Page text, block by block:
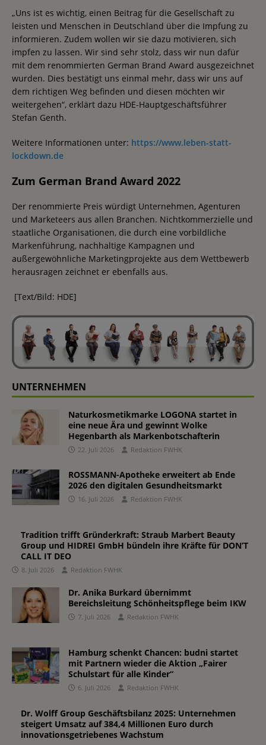
„Uns ist es wichtig, einen Beitrag für die Gesellschaft zu
leisten und Menschen in Deutschland über die Impfung zu
informieren. Zudem wollen wir sie dazu motivieren, sich
impfen zu lassen. Wir sind sehr stolz, dass wir nun dafür
mit dem renommierten German Brand Award ausgezeichnet
wurden. Dies bestätigt uns einmal mehr, dass wir uns auf
dem richtigen Weg befinden und diesen möchten wir
weitergehen“, erklärt dazu HDE-Hauptgeschäftsführer
Stefan Genth.
Weitere Informationen unter: https://www.leben-statt-
lockdown.de
Zum German Brand Award 2022
Der renommierte Preis würdigt Unternehmen, Agenturen
und Marketeers aus allen Branchen. Nichtkommerzielle und
staatliche Organisationen, die durch eine vorbildliche
Markenführung, nachhaltige Kampagnen und
außergewöhnliche Marketingprojekte aus dem Wettbewerb
herausragen zeichnet er ebenfalls aus.
[Text/Bild: HDE]
UNTERNEHMEN
Naturkosmetikmarke LOGONA startet in
eine neue Ära und gewinnt Wolke
Hegenbarth als Markenbotschafterin
22. Juli 2026 Redaktion FWHK
ROSSMANN-Apotheke erweitert ab Ende
2026 den digitalen Gesundheitsmarkt
16. Juli 2026 Redaktion FWHK
Tradition trifft Gründerkraft: Straub Marbert Beauty
Group und HIDREI GmbH bündeln ihre Kräfte für DON’T
CALL IT DEO
8. Juli 2026 Redaktion FWHK
Dr. Anika Burkard übernimmt
Bereichsleitung Schönheitspflege beim IKW
7. Juli 2026 Redaktion FWHK
Hamburg schenkt Chancen: budni startet
mit Partnern wieder die Aktion „Fairer
Schulstart für alle Kinder“
6. Juli 2026 Redaktion FWHK
Dr. Wolff Group Geschäftsbilanz 2025: Unternehmen
steigert Umsatz auf 384,4 Millionen Euro durch
innovationsgetriebenes Wachstum